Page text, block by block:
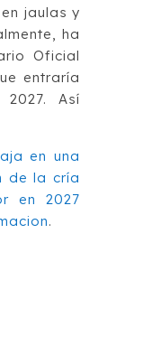
jaulas y
ha
Oficial
entraría
Así
en una
de la cría
en 2027
.